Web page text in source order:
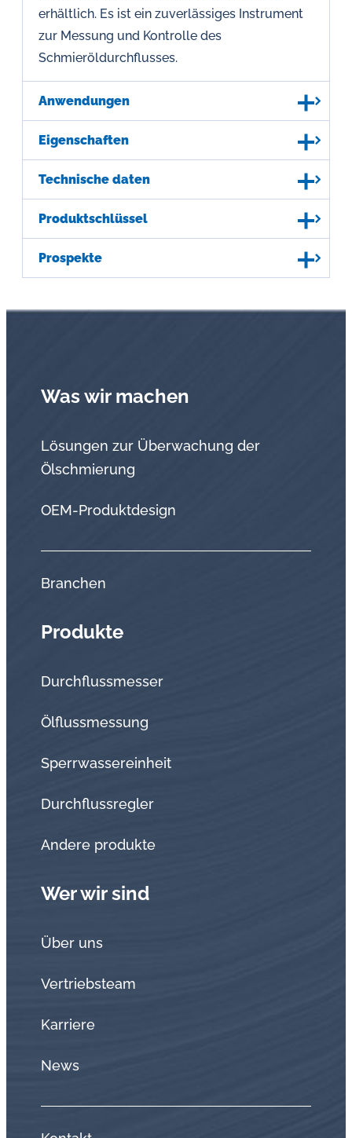
erhältlich. Es ist ein zuverlässiges Instrument
zur Messung und Kontrolle des
Schmieröldurchflusses.
Anwendungen
Eigenschaften
Technische daten
Produktschlüssel
Prospekte
Was wir machen
Lösungen zur Überwachung der
Ölschmierung
OEM-Produktdesign
Branchen
Produkte
Durchflussmesser
Ölflussmessung
Sperrwassereinheit
Durchflussregler
Andere produkte
Wer wir sind
Über uns
Vertriebsteam
Karriere
News